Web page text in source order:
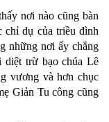
nơi nào cũng bàn
chỉ dụ của triều đình
những nơi ấy chẳng
diệt trừ bạo chúa Lê
vương và hơn chục
Giản Tu công cũng